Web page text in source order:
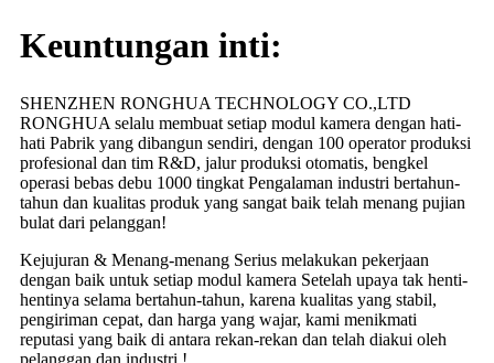
Keuntungan inti:
SHENZHEN RONGHUA TECHNOLOGY CO.,LTD
RONGHUA selalu membuat setiap modul kamera dengan hati-
hati Pabrik yang dibangun sendiri, dengan 100 operator produksi
profesional dan tim R&D, jalur produksi otomatis, bengkel
operasi bebas debu 1000 tingkat Pengalaman industri bertahun-
tahun dan kualitas produk yang sangat baik telah menang pujian
bulat dari pelanggan!
Kejujuran & Menang-menang Serius melakukan pekerjaan
dengan baik untuk setiap modul kamera Setelah upaya tak henti-
hentinya selama bertahun-tahun, karena kualitas yang stabil,
pengiriman cepat, dan harga yang wajar, kami menikmati
reputasi yang baik di antara rekan-rekan dan telah diakui oleh
pelanggan dan industri !